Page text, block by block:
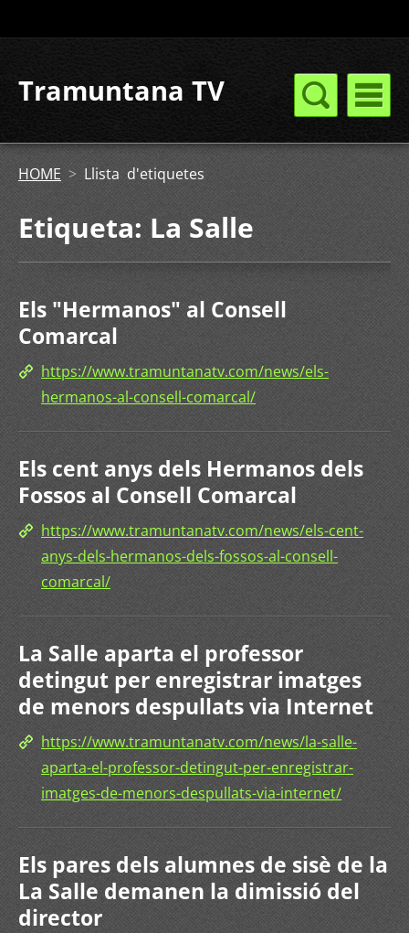
Tramuntana TV
HOME > Llista d'etiquetes
Etiqueta: La Salle
Els "Hermanos" al Consell
Comarcal
https://www.tramuntanatv.com/news/els-
hermanos-al-consell-comarcal/
Els cent anys dels Hermanos dels
Fossos al Consell Comarcal
https://www.tramuntanatv.com/news/els-cent-
anys-dels-hermanos-dels-fossos-al-consell-
comarcal/
La Salle aparta el professor
detingut per enregistrar imatges
de menors despullats via Internet
https://www.tramuntanatv.com/news/la-salle-
aparta-el-professor-detingut-per-enregistrar-
imatges-de-menors-despullats-via-internet/
Els pares dels alumnes de sisè de la
La Salle demanen la dimissió del
director